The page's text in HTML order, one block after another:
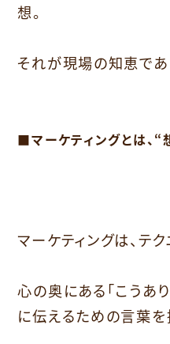
想。
それが現場の知恵であ
■マーケティングとは、“
マーケティングは、テ
心の奥にある「こうあ
に伝えるための言葉を